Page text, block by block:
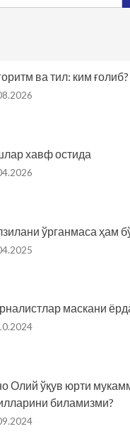
ва тил: ким ғолиб?
хавф остида
ўрганмаса ҳам
маскани
Олий ўқув юрти
биламизми?